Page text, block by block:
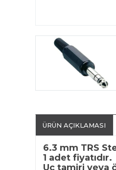
ÜRÜN AÇIKLAMASI
6.3 mm TRS
1 adet fiyatıdır.
Uç tamiri veya